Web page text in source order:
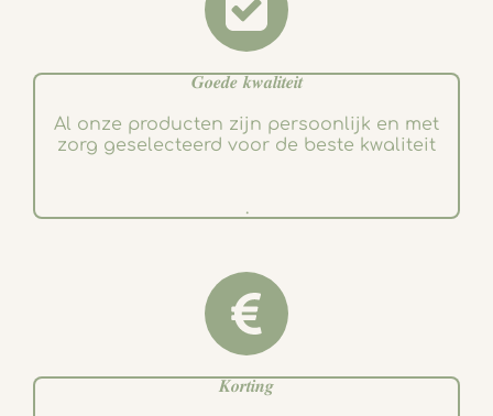
𝑮𝒐𝒆𝒅𝒆 𝒌𝒘𝒂𝒍𝒊𝒕𝒆𝒊𝒕
Al onze producten zijn persoonlijk en met
zorg geselecteerd voor de beste kwaliteit
.
𝑲𝒐𝒓𝒕𝒊𝒏𝒈